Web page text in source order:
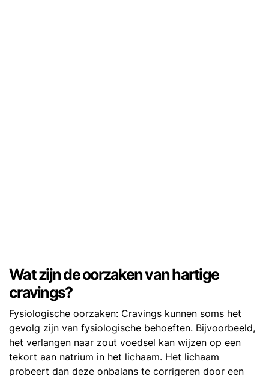
Wat zijn de oorzaken van hartige
cravings?
Fysiologische oorzaken: Cravings kunnen soms het
gevolg zijn van fysiologische behoeften. Bijvoorbeeld,
het verlangen naar zout voedsel kan wijzen op een
tekort aan natrium in het lichaam. Het lichaam
probeert dan deze onbalans te corrigeren door een